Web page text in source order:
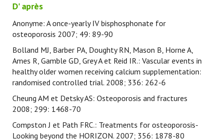
D' après
Anonyme: A once-yearly IV bisphosphonate for
osteoporosis 2007; 49: 89-90
Bolland MJ, Barber PA, Doughty RN, Mason B, Horne A,
Ames R, Gamble GD, Grey A et Reid IR.: Vascular events in
healthy older women receiving calcium supplementation:
randomised controlled trial. 2008; 336: 262-6
Cheung AM et Detsky AS: Osteoporosis and fractures
2008; 299: 1468-70
Compston J et Path FRC.: Treatments for osteoporosis-
Looking beyond the HORIZON. 2007; 356: 1878-80